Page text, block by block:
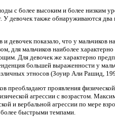
с более высоким и более низким
девочек также обнаруживаются
девочек показало, что у
для мальчиков наиболее
Для девочек же характерно
большей выраженности у
этносов (Зоуир Али Рашид,
проявления
агрессии с возрастом.
и вербальной агрессии по мере
более быстрыми темпами.